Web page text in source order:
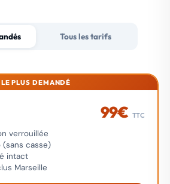
Tous les tarifs
LE PLUS DEMANDÉ
99€ TTC
verrouillée
(sans casse)
intact
Marseille